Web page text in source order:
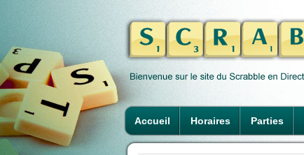
Accueil Horaires Parties